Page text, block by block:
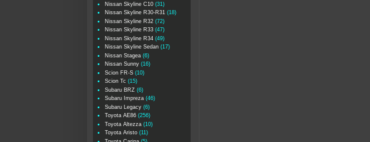
Nissan Skyline C10 (31)
Nissan Skyline R30-R31 (18)
Nissan Skyline R32 (72)
Nissan Skyline R33 (47)
Nissan Skyline R34 (49)
Nissan Skyline Sedan (17)
Nissan Stagea (6)
Nissan Sunny (16)
Scion FR-S (10)
Scion Tc (15)
Subaru BRZ (6)
Subaru Impreza (46)
Subaru Legacy (6)
Toyota AE86 (256)
Toyota Altezza (10)
Toyota Aristo (11)